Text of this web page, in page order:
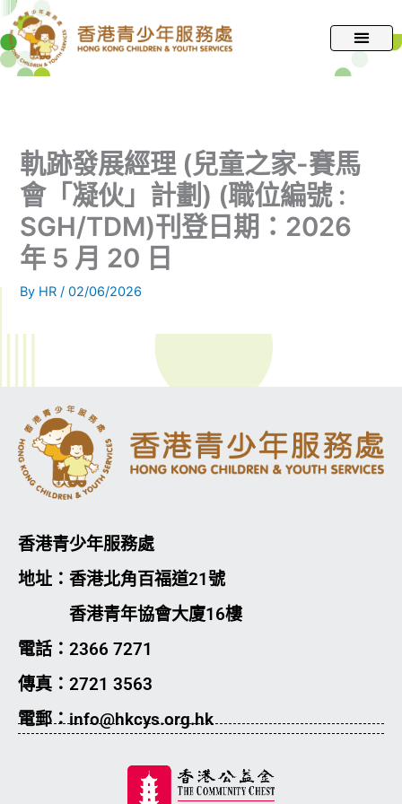
跳
至
主
軌跡發展經理 (兒童之家-賽馬
會「凝伙」計劃) (職位編號 :
SGH/TDM)刊登日期：2026
年 5 月 20 日
By HR/02/06/2026
香港青少年服務處
地址：香港北角百福道21號
香港青年協會大廈16樓
電話：2366 7271
傳真：2721 3563
電郵：info@hkcys.org.hk